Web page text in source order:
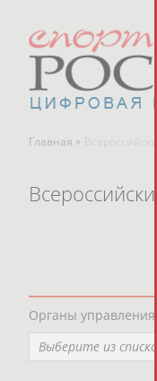
Главная »
Органы
Выберите из списка